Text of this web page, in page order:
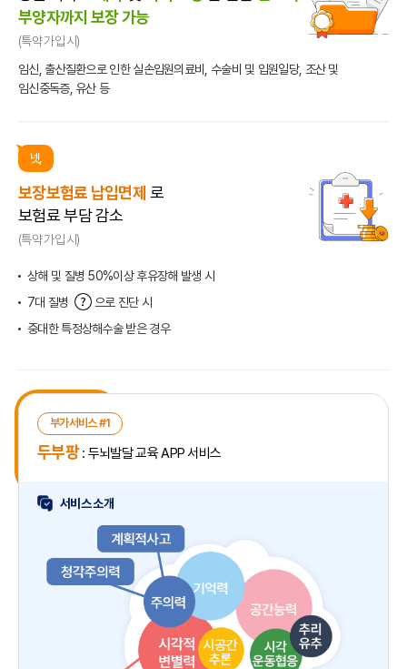
부양자까지 보장 가능
(특약 가입 시)
임신, 출산질환으로 인한 실손입원의료비, 수술비 및 입원일당, 조산 및
임신중독증, 유산 등
넷,
보장보험료 납입면제로
보험료 부담 감소
(특약 가입 시)
상해 및 질병 50%이상 후유장해 발생 시
7대 질병
으로 진단 시
중대한 특정상해수술 받은 경우
부가서비스 #1
두부팡: 두뇌발달 교육 APP 서비스
서비스 소개